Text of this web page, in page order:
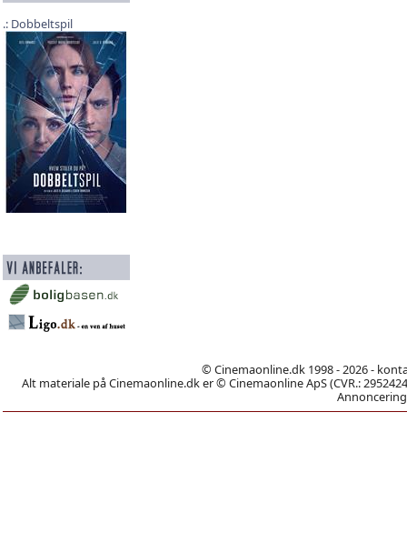
Dobbeltspil
© Cinemaonline.dk 1998 - 2026 -
Alt materiale på Cinemaonline.dk er © Cinemaonline ApS (CVR.: